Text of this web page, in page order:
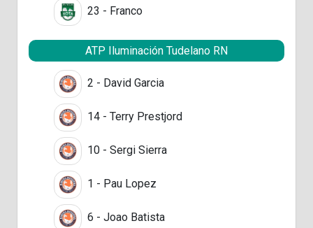
23 - Franco
ATP Iluminación Tudelano RN
2 - David Garcia
14 - Terry Prestjord
10 - Sergi Sierra
1 - Pau Lopez
6 - Joao Batista